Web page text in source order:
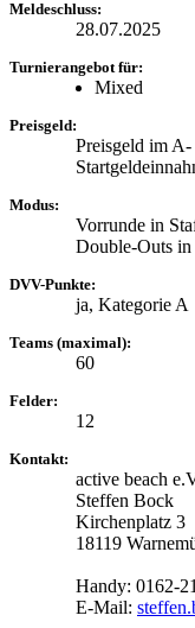
Meldeschluss:
28.07.2025
Turnierangebot für:
Mixed
Preisgeld:
Preisgeld im
Modus:
Vorrunde in
Double-Outs in
DVV-Punkte:
ja, Kategorie A
Teams (maximal):
60
Felder:
12
Kontakt:
active beach
Steffen Bock
Kirchenplatz 3
18119
Handy: 0162-
E-Mail: